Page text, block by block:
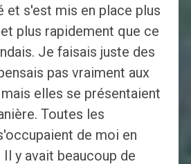
et s'est mis en place plus
plus rapidement que ce
Je faisais juste des
pas vraiment aux
elles se présentaient
Toutes les
de moi en
y avait beaucoup de